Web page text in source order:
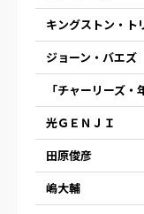
キングストン・ト
ジョーン・バエズ
「チャーリーズ
光ＧＥＮＪＩ
田原俊彦
嶋大輔